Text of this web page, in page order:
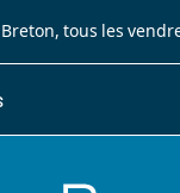
, tous les